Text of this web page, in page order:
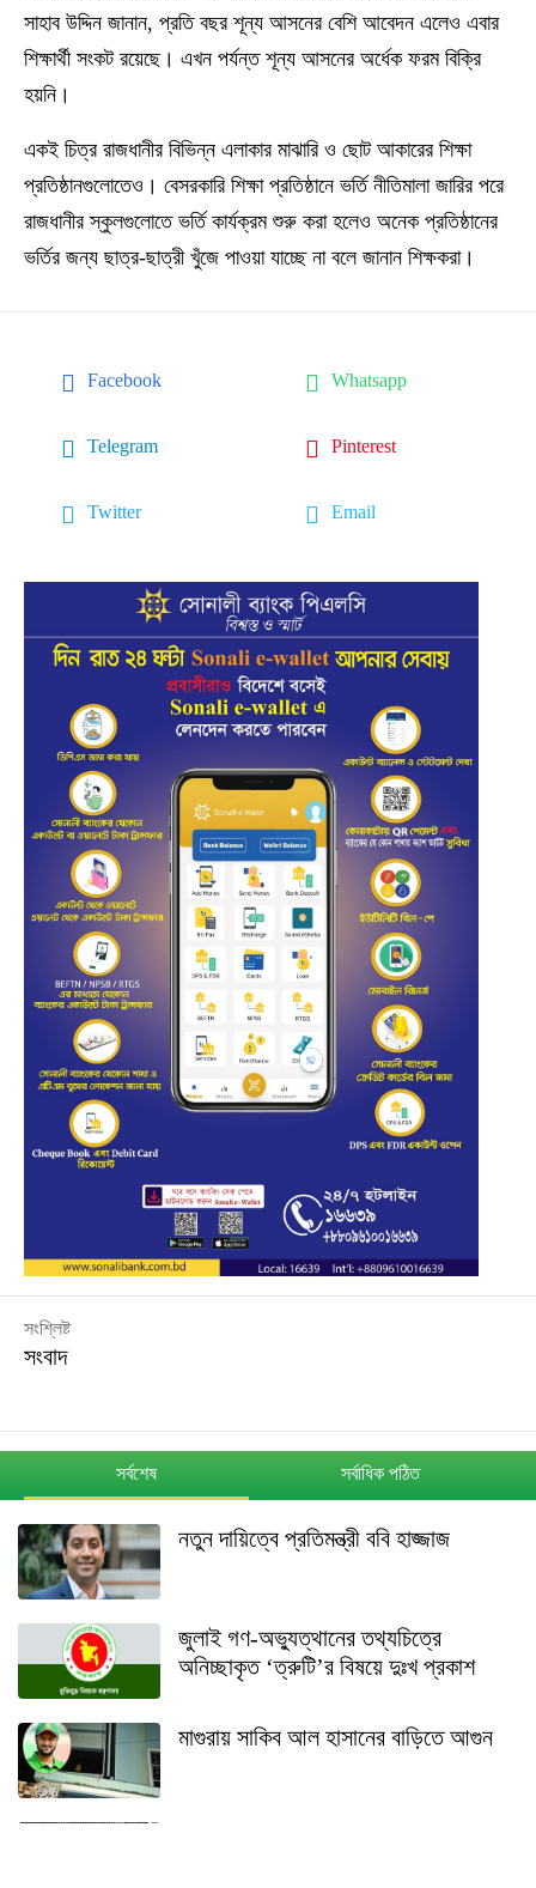
সাহাব উদ্দিন জানান, প্রতি বছর শূন্য আসনের বেশি আবেদন এলেও এবার
শিক্ষার্থী সংকট রয়েছে। এখন পর্যন্ত শূন্য আসনের অর্ধেক ফরম বিক্রি
হয়নি।
একই চিত্র রাজধানীর বিভিন্ন এলাকার মাঝারি ও ছোট আকারের শিক্ষা
প্রতিষ্ঠানগুলোতেও। বেসরকারি শিক্ষা প্রতিষ্ঠানে ভর্তি নীতিমালা জারির পরে
রাজধানীর স্কুলগুলোতে ভর্তি কার্যক্রম শুরু করা হলেও অনেক প্রতিষ্ঠানের
ভর্তির জন্য ছাত্র-ছাত্রী খুঁজে পাওয়া যাচ্ছে না বলে জানান শিক্ষকরা।
Facebook Whatsapp
Telegram Pinterest
Twitter Email
সংশ্লিষ্ট
সংবাদ
সর্বশেষ সর্বাধিক পঠিত
নতুন দায়িত্বে প্রতিমন্ত্রী ববি হাজ্জাজ
জুলাই গণ-অভ্যুত্থানের তথ্যচিত্রে
অনিচ্ছাকৃত ‘ত্রুটি’র বিষয়ে দুঃখ প্রকাশ
মাগুরায় সাকিব আল হাসানের বাড়িতে আগুন